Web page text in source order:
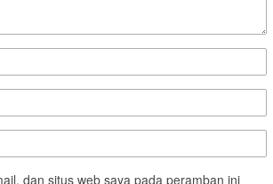
dan situs web saya pada peramban ini